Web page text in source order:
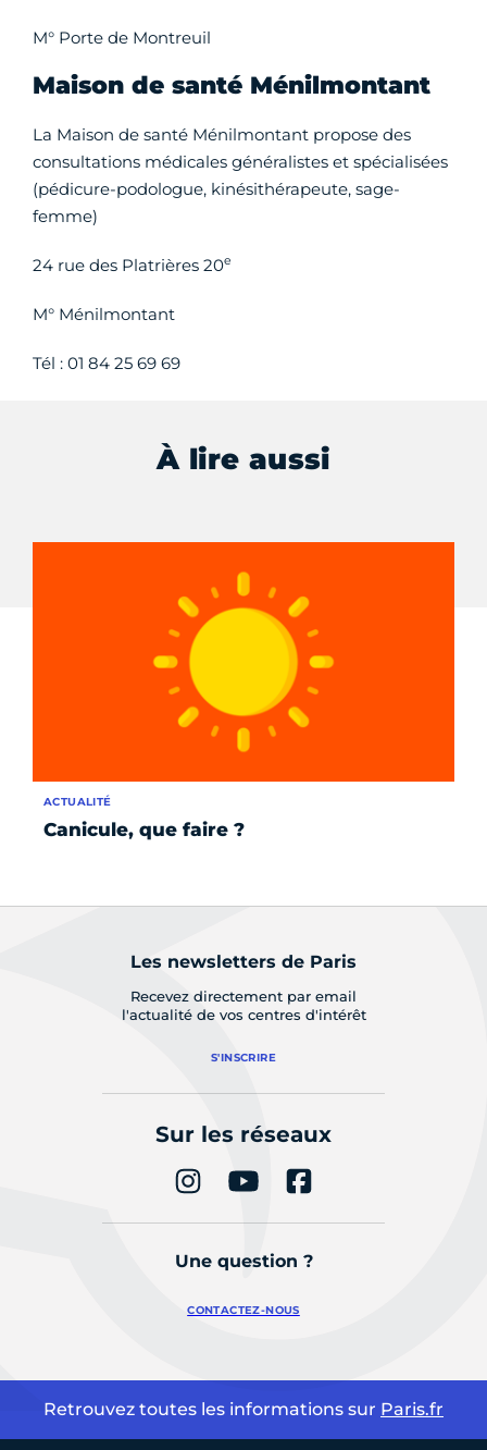
M° Porte de Montreuil
Maison de santé Ménilmontant
La Maison de santé Ménilmontant propose des
consultations médicales généralistes et spécialisées
(pédicure-podologue, kinésithérapeute, sage-
femme)
24 rue des Platrières 20e
M° Ménilmontant
Tél : 01 84 25 69 69
À lire aussi
Canicule, que faire ?
ACTUALITÉ
Les newsletters de Paris
Recevez directement par email
l'actualité de vos centres d'intérêt
S'INSCRIRE
Sur les réseaux
Une question ?
CONTACTEZ-NOUS
Retrouvez toutes les informations sur Paris.fr